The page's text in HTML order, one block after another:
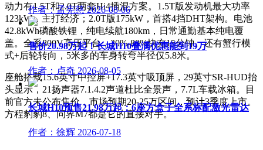
动力有1.5T和2.0T两套Hi4插混方案。1.5T版发动机最大功率
123kW，主打经济；2.0T版175kW，首搭4挡DHT架构。电池
42.8kWh磷酸铁锂，纯电续航180km，日常通勤基本纯电覆
盖。全系800V高压平台，30%-80%快充15分钟。还有蟹行模
式+后轮转向，5米多的车身转弯半径仅5.8米。
座舱搭载15.6英寸中控屏+17.3英寸吸顶屏，29英寸SR-HUD抬
头显示，21扬声器7.1.4.2声道杜比全景声，7.7L车载冰箱。目
前官方未公布售价，市场预期20-25万区间，预计3季度上市。
方程豹豹8、问界M7都是它的直接对手。
作者：孟宪慈 2026-08-06
售价20.98万起！长城H10叠满优惠能到19万
作者：卢奇 2026-08-05
长城H10预售21.98万起：6座方盒子全系标配激光雷达
作者：徐辉 2026-07-18